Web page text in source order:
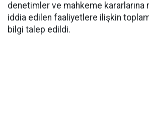
denetimler ve mahkeme kararlarına
iddia edilen faaliyetlere ilişkin toplam
bilgi talep edildi.